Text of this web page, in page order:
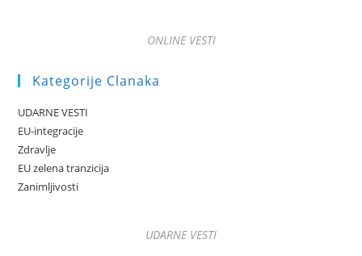
ONLINE VESTI
Kategorije Clanaka
UDARNE VESTI
EU-integracije
Zdravlje
EU zelena tranzicija
Zanimljivosti
UDARNE VESTI